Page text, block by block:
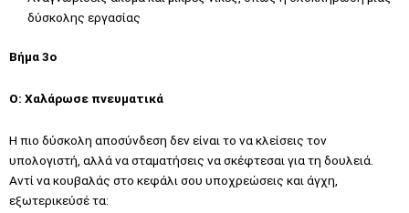
δύσκολης εργασίας
Βήμα 3ο
O: Χαλάρωσε πνευματικά
Η πιο δύσκολη αποσύνδεση δεν είναι το να κλείσεις τον
υπολογιστή, αλλά να σταματήσεις να σκέφτεσαι για τη δουλειά.
Αντί να κουβαλάς στο κεφάλι σου υποχρεώσεις και άγχη,
εξωτερικεύσέ τα: